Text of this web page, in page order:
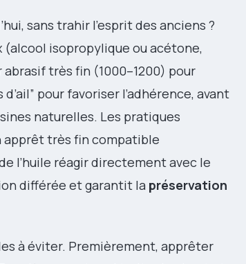
sans trahir l’esprit des anciens ?
isopropylique ou acétone,
très fin (1000–1200) pour
pour favoriser l’adhérence, avant
naturelles. Les pratiques
apprêt très fin compatible
l’huile réagir directement avec le
différée et garantit la préservation
à éviter. Premièrement, apprêter